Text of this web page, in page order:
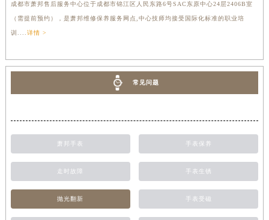
成都市萧邦售后服务中心位于成都市锦江区人民东路6号SAC东原中心24层2406B室
（需提前预约），是萧邦维修保养服务网点,中心技师均接受国际化标准的职业培
训....详情 >
常见问题
萧邦手表 手表保养
走时故障 手表生锈
抛光翻新 手表受磁